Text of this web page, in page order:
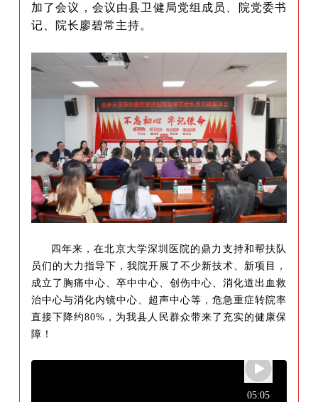
加了会议，会议由县卫健局党组成员、
院党委书
记、院长廖碧常主持。
四年来，在北京大学深圳医院的鼎力支持和帮扶队
员们的大力指导下，我院开展了不少新技术、新项目，
成立了胸痛中心、卒中中心、创伤中心、消化道出血救
治中心与消化内镜中心、超声中心等，危急重症转院率
直接下降约80%，为我县人民群众带来了充实的健康保
障 ！
05:05